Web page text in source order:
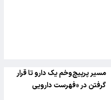
مسیر پرپیچ‌وخم یک دارو تا قرار
گرفتن در «فهرست دارویی